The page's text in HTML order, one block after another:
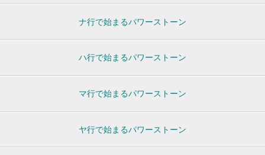
ナ行で始まるパワーストーン
ハ行で始まるパワーストーン
マ行で始まるパワーストーン
ヤ行で始まるパワーストーン